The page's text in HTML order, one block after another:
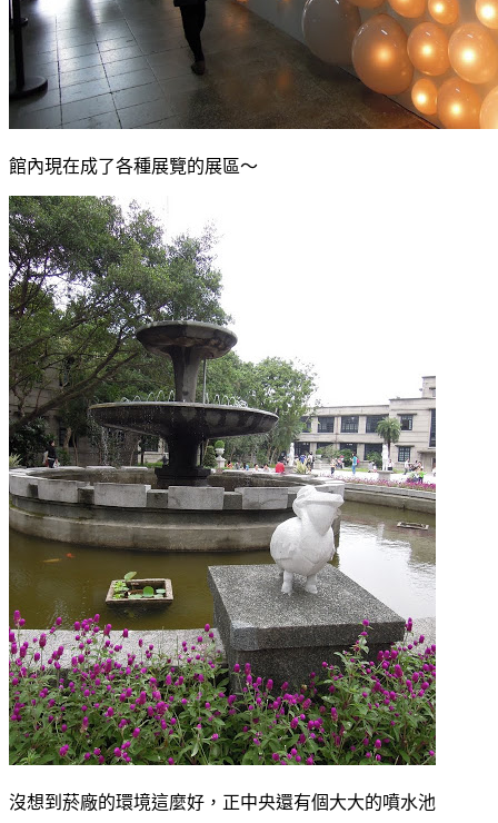
館內現在成了各種展覽的展區～
沒想到菸廠的環境這麼好，正中央還有個大大的噴水池